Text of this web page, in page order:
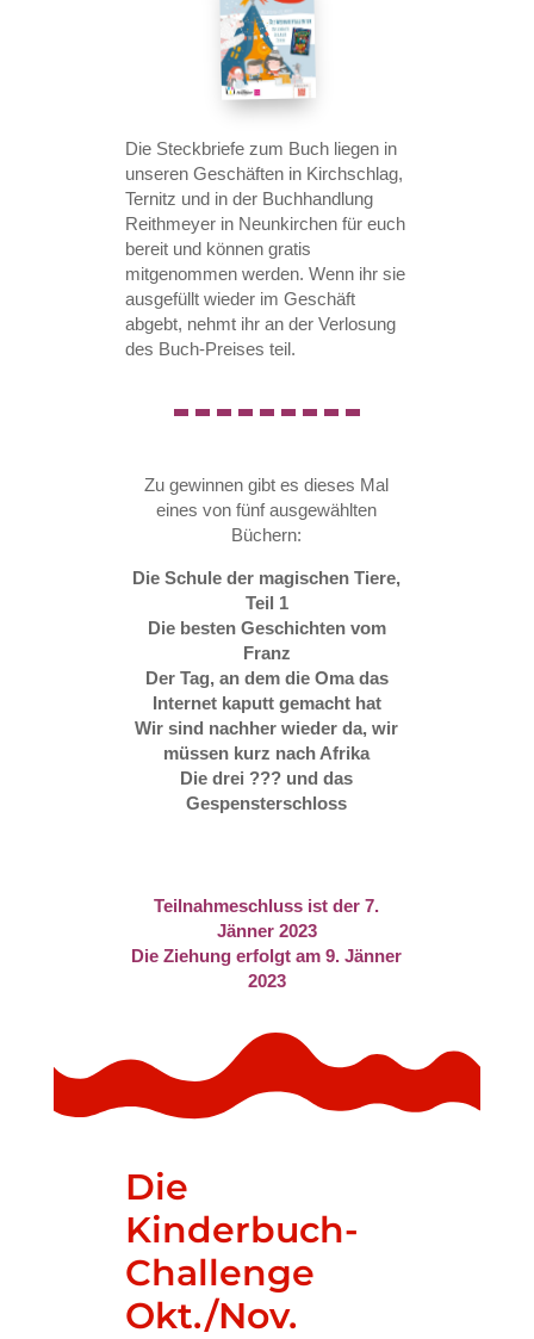
Die Steckbriefe zum Buch liegen in
unseren Geschäften in Kirchschlag,
Ternitz und in der Buchhandlung
Reithmeyer in Neunkirchen für euch
bereit und können gratis
mitgenommen werden. Wenn ihr sie
ausgefüllt wieder im Geschäft
abgebt, nehmt ihr an der Verlosung
des Buch-Preises teil.
Zu gewinnen gibt es dieses Mal
eines von fünf ausgewählten
Büchern:
Die Schule der magischen Tiere,
Teil 1
Die besten Geschichten vom
Franz
Der Tag, an dem die Oma das
Internet kaputt gemacht hat
Wir sind nachher wieder da, wir
müssen kurz nach Afrika
Die drei ??? und das
Gespensterschloss
Teilnahmeschluss ist der 7.
Jänner 2023
Die Ziehung erfolgt am 9. Jänner
2023
Die
Kinderbuch-
Challenge
Okt./Nov.